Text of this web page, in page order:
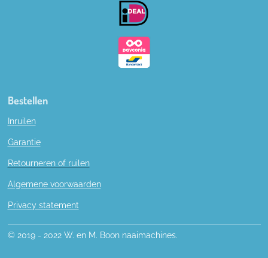
Bestellen
Inruilen
Garantie
Retourneren of ruilen
Algemene voorwaarden
Privacy statement
© 2019 - 2022 W. en M. Boon naaimachines.